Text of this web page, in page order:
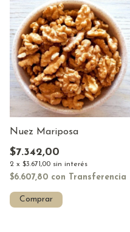
Nuez Mariposa
$7.342,00
2 x $3.671,00 sin interés
$6.607,80 con Transferencia
Comprar